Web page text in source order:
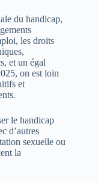
du handicap,
les droits
et un égal
on est loin
et
le handicap
d’autres
sexuelle ou
la